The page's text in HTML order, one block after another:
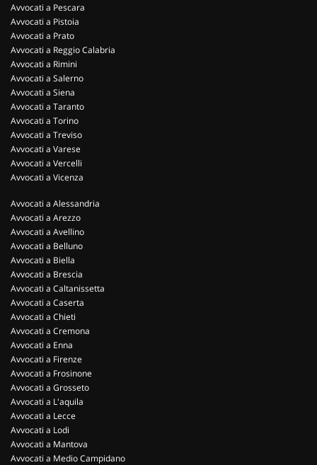
Avvocati a Pescara
Avvocati a Pistoia
Avvocati a Prato
Avvocati a Reggio Calabria
Avvocati a Rimini
Avvocati a Salerno
Avvocati a Siena
Avvocati a Taranto
Avvocati a Torino
Avvocati a Treviso
Avvocati a Varese
Avvocati a Vercelli
Avvocati a Vicenza
Avvocati a Alessandria
Avvocati a Arezzo
Avvocati a Avellino
Avvocati a Belluno
Avvocati a Biella
Avvocati a Brescia
Avvocati a Caltanissetta
Avvocati a Caserta
Avvocati a Chieti
Avvocati a Cremona
Avvocati a Enna
Avvocati a Firenze
Avvocati a Frosinone
Avvocati a Grosseto
Avvocati a L'aquila
Avvocati a Lecce
Avvocati a Lodi
Avvocati a Mantova
Avvocati a Medio Campidano